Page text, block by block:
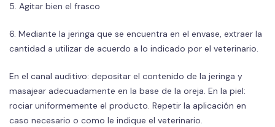
5. Agitar bien el frasco
6. Mediante la jeringa que se encuentra en el envase, extraer la
cantidad a utilizar de acuerdo a lo indicado por el veterinario.
En el canal auditivo: depositar el contenido de la jeringa y
masajear adecuadamente en la base de la oreja. En la piel:
rociar uniformemente el producto. Repetir la aplicación en
caso necesario o como le indique el veterinario.